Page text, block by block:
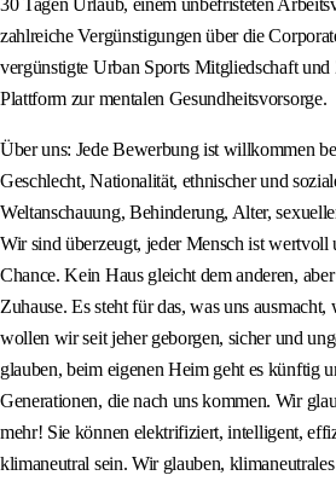
30 Tagen Urlaub, einem unbefristeten
zahlreiche Vergünstigungen über die
vergünstigte Urban Sports Mitgliedschaft
Plattform zur mentalen Gesundheitsvorsorge.
Über uns: Jede Bewerbung ist willkommen
Geschlecht, Nationalität, ethnischer und
Weltanschauung, Behinderung, Alter,
Wir sind überzeugt, jeder Mensch ist wertvoll
Chance. Kein Haus gleicht dem anderen,
Zuhause. Es steht für das, was uns
wollen wir seit jeher geborgen, sicher und
glauben, beim eigenen Heim geht es künftig
Generationen, die nach uns kommen. Wir
mehr! Sie können elektrifiziert, intelligent,
klimaneutral sein. Wir glauben,